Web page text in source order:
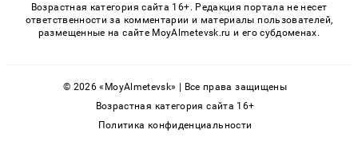
Возрастная категория сайта 16+. Редакция портала не несет
ответственности за комментарии и материалы пользователей,
размещенные на сайте MoyAlmetevsk.ru и его субдоменах.
© 2026 «MoyAlmetevsk» | Все права защищены
Возрастная категория сайта 16+
Политика конфиденциальности